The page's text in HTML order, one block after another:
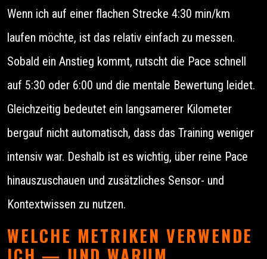
Wenn ich auf einer flachen Strecke 4:30 min/km
laufen möchte, ist das relativ einfach zu messen.
Sobald ein Anstieg kommt, rutscht die Pace schnell
auf 5:30 oder 6:00 und die mentale Bewertung leidet.
Gleichzeitig bedeutet ein langsamerer Kilometer
bergauf nicht automatisch, dass das Training weniger
intensiv war. Deshalb ist es wichtig, über reine Pace
hinauszuschauen und zusätzliches Sensor- und
Kontextwissen zu nutzen.
WELCHE METRIKEN VERWENDE